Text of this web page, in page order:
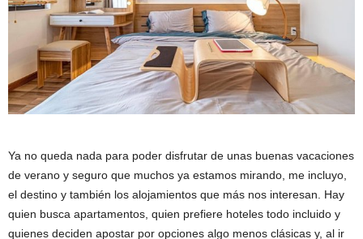
Ya no queda nada para poder disfrutar de unas buenas vacaciones
de verano y seguro que muchos ya estamos mirando, me incluyo,
el destino y también los alojamientos que más nos interesan. Hay
quien busca apartamentos, quien prefiere hoteles todo incluido y
quienes deciden apostar por opciones algo menos clásicas y, al ir